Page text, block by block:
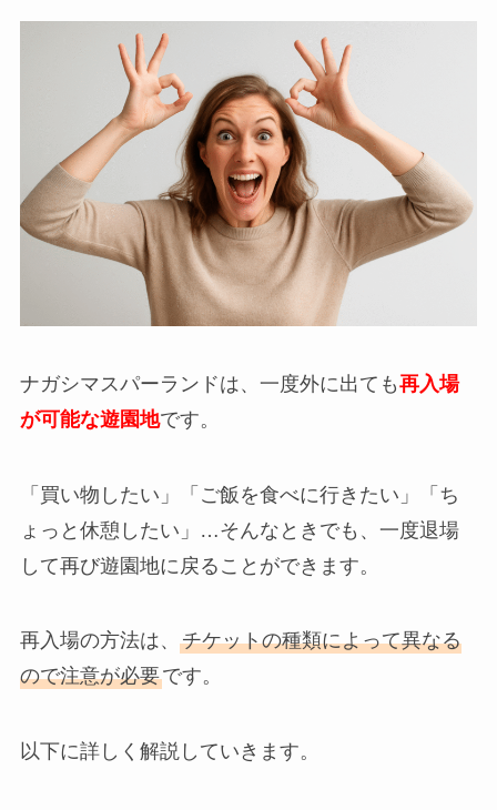
ナガシマスパーランドは、一度外に出ても再入場
が可能な遊園地です。
「買い物したい」「ご飯を食べに行きたい」「ち
ょっと休憩したい」…そんなときでも、一度退場
して再び遊園地に戻ることができます。
再入場の方法は、 チケットの種類によって異なる
ので注意が必要です。
以下に詳しく解説していきます。